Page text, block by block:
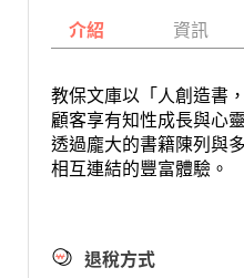
介紹 資訊
教保文庫以「人創造書
顧客享有知性成長與心
透過龐大的書籍陳列與
相互連結的豐富體驗。
退稅方式